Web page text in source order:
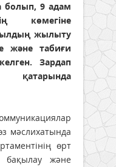
болып, 9 адам
көмегіне
жылыту
және табиғи
Зардап
мәслихатында
өрт
бақылау және